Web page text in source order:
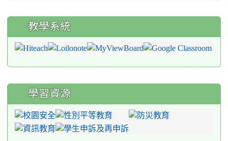
教學系統
學習資源